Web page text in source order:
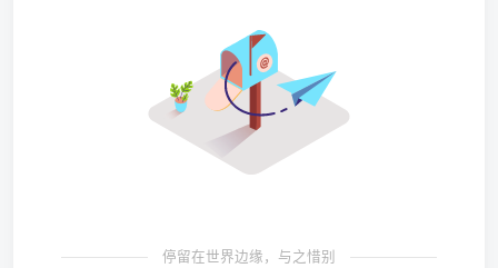
停留在世界边缘，与之惜别